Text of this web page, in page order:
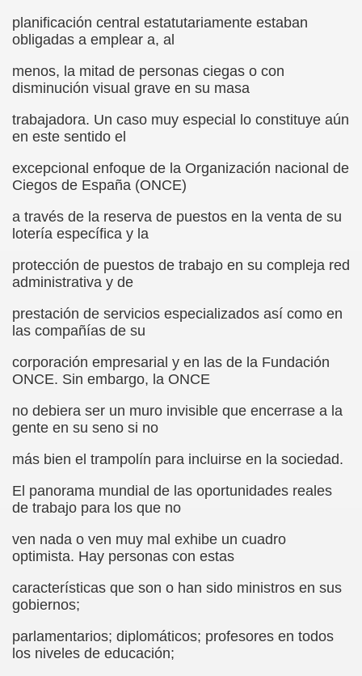
planificación central estatutariamente estaban
obligadas a emplear a, al
menos, la mitad de personas ciegas o con
disminución visual grave en su masa
trabajadora. Un caso muy especial lo constituye aún
en este sentido el
excepcional enfoque de la Organización nacional de
Ciegos de España (ONCE)
a través de la reserva de puestos en la venta de su
lotería específica y la
protección de puestos de trabajo en su compleja red
administrativa y de
prestación de servicios especializados así como en
las compañías de su
corporación empresarial y en las de la Fundación
ONCE. Sin embargo, la ONCE
no debiera ser un muro invisible que encerrase a la
gente en su seno si no
más bien el trampolín para incluirse en la sociedad.
El panorama mundial de las oportunidades reales
de trabajo para los que no
ven nada o ven muy mal exhibe un cuadro
optimista. Hay personas con estas
características que son o han sido ministros en sus
gobiernos;
parlamentarios; diplomáticos; profesores en todos
los niveles de educación;
(Francisco Javier Bernal García)
(Roberto Enjuto)
Fundamento Y Sentimientos (Samuel Rodríguez
(Rogelio Muñoz Martínez)
la Luz (Alberto Gil)
(Francesc Miñana)
no latino (Pedro Zurita)
Zurita, Ex Secretario Unión Mundial de Ciegos (Pedro
del Monumento a Luis Braille, 1980 (editora
Baquero, Conferencia (David López)
de Obstáculos (Juurmaa, J.)
de Escritura Táctil para Lectores con Ceguera o
150è Aniversari mort de Louis Braille (CPB de l'ONCE a
Maestro (F. Javier Bernal García)